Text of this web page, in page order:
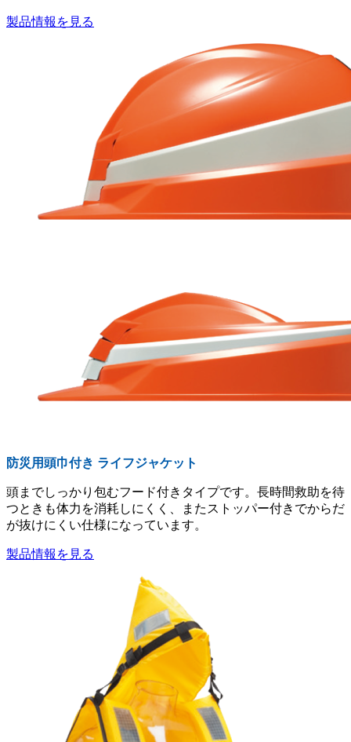
製品情報を見る
防災用頭巾付き ライフジャケット
頭までしっかり包むフード付きタイプです。長時間救助を待
つときも体力を消耗しにくく、またストッパー付きでからだ
が抜けにくい仕様になっています。
製品情報を見る